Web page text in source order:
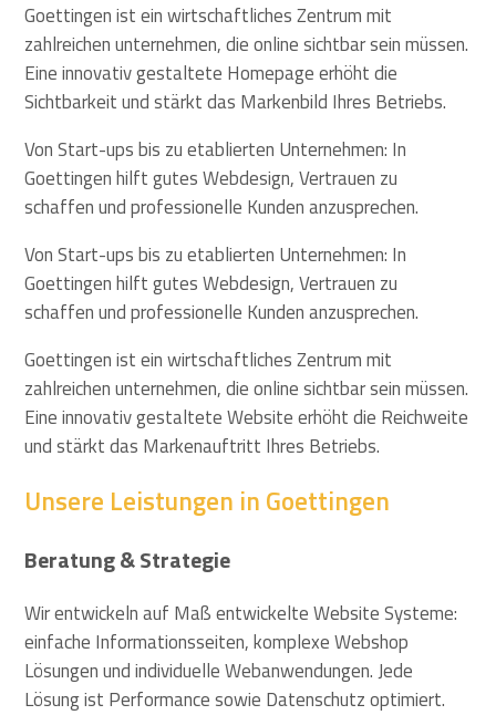
Goettingen ist ein wirtschaftliches Zentrum mit
zahlreichen unternehmen, die online sichtbar sein müssen.
Eine innovativ gestaltete Homepage erhöht die
Sichtbarkeit und stärkt das Markenbild Ihres Betriebs.
Von Start-ups bis zu etablierten Unternehmen: In
Goettingen hilft gutes Webdesign, Vertrauen zu
schaffen und professionelle Kunden anzusprechen.
Von Start-ups bis zu etablierten Unternehmen: In
Goettingen hilft gutes Webdesign, Vertrauen zu
schaffen und professionelle Kunden anzusprechen.
Goettingen ist ein wirtschaftliches Zentrum mit
zahlreichen unternehmen, die online sichtbar sein müssen.
Eine innovativ gestaltete Website erhöht die Reichweite
und stärkt das Markenauftritt Ihres Betriebs.
Unsere Leistungen in Goettingen
Beratung & Strategie
Wir entwickeln auf Maß entwickelte Website Systeme:
einfache Informationsseiten, komplexe Webshop
Lösungen und individuelle Webanwendungen. Jede
Lösung ist Performance sowie Datenschutz optimiert.